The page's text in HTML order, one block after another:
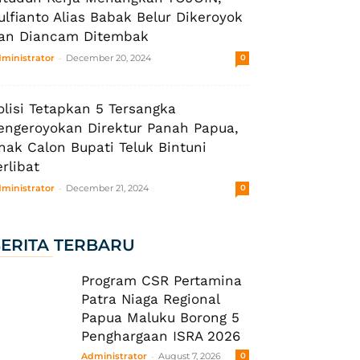
Alias Babak Belur Dikeroyok
Diancam Ditembak
- December 20, 2024 0
Tetapkan 5 Tersangka
Direktur Panah Papua,
Calon Bupati Teluk Bintuni
- December 21, 2024 0
TERBARU
Program CSR Pertamina
Patra Niaga Regional
Papua Maluku Borong 5
Penghargaan ISRA 2026
Administrator - August 7, 2026 0